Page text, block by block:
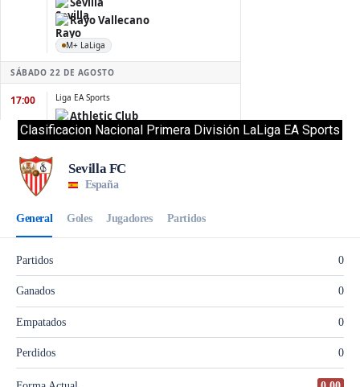
Clasificacion Nacional Primera División LaLiga EA Sports